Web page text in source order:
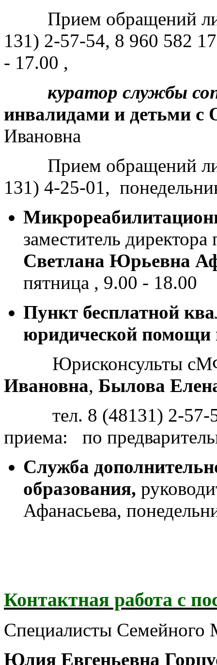
Прием обращений
131) 2-57-54, 8 960 582
- 17.00 ,
куратор службы
инвалидами и детьми с
Ивановна
Прием обращений
131) 4-25-01,
заместитель
Светлана Юрьевна
пятница , 9.00 - 18.00
Пункт бесплатной
юридической
Юрисконсульты
Ивановна, Былова
тел. 8 (48131) 2-57-
приема: по
Служба
образования,
Афанасьева,
Контактная работа с
Специалисты
Юлия Евгеньевна